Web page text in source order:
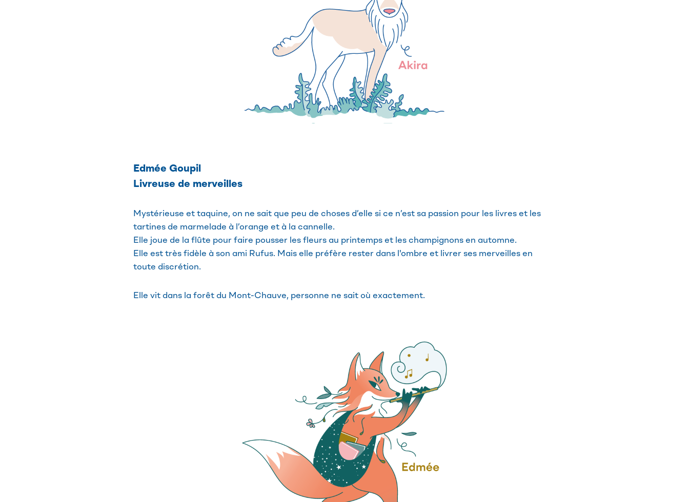
Edmée Goupil
Livreuse de merveilles
Mystérieuse et taquine, on ne sait que peu de choses d’elle si ce n’est sa passion pour les livres et les
tartines de marmelade à l’orange et à la cannelle.
Elle joue de la flûte pour faire pousser les fleurs au printemps et les champignons en automne.
Elle est très fidèle à son ami Rufus. Mais elle préfère rester dans l'ombre et livrer ses merveilles en
toute discrétion.
Elle vit dans la forêt du Mont-Chauve, personne ne sait où exactement.